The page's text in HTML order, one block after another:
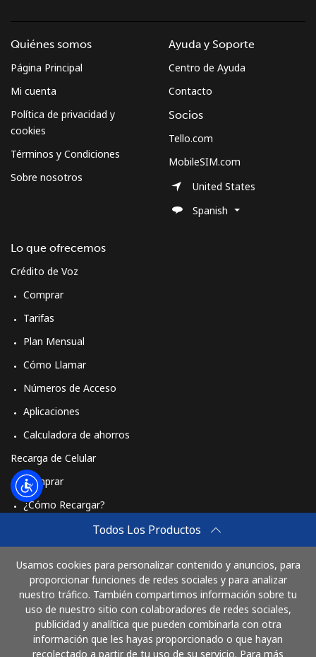
Todos Los Productos
Usamos cookies para personalizar contenido y anuncios, para
proporcionar funciones de redes sociales y para analizar
nuestro tráfico. También compartimos información sobre tu
uso de nuestro sitio con colaboradores de redes sociales,
publicidad y analítica que pueden combinarla con otra
información que les hayas proporcionado o que hayan
recolectado a partir de tu uso de su servicio. Para más
Quiénes somos
Página Principal
Mi cuenta
Política de privacidad y
cookies
Términos y Condiciones
Sobre nosotros
Lo que ofrecemos
Crédito de Voz
Comprar
Tarifas
Plan Mensual
Cómo Llamar
Números de Acceso
Aplicaciones
Calculadora de ahorros
Recarga de Celular
Comprar
¿Cómo Recargar?
Comprar
Cómo funciona
Ayuda y Soporte
Centro de Ayuda
Contacto
Socios
Tello.com
MobileSIM.com
United States
Spanish
Paga con